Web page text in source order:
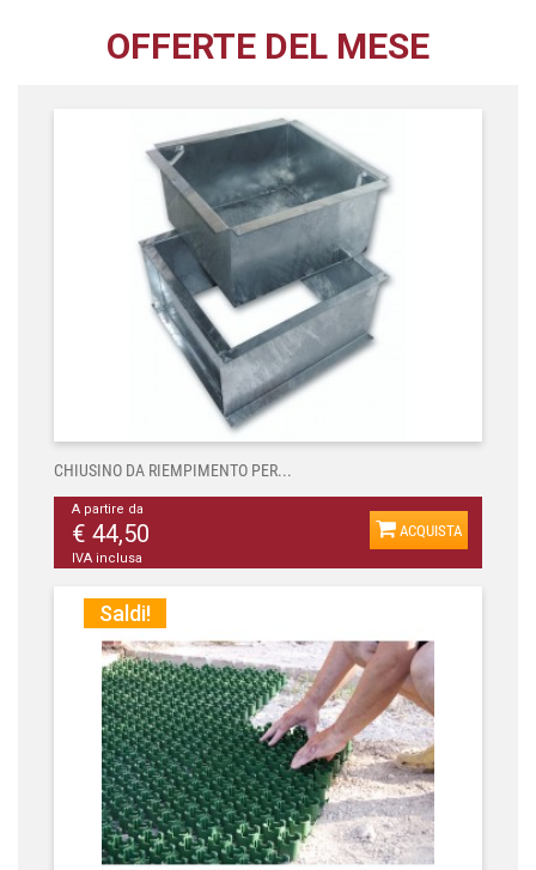
OFFERTE DEL MESE
CHIUSINO DA RIEMPIMENTO PER...
A partire da
€ 44,50
IVA inclusa
ACQUISTA
Saldi!